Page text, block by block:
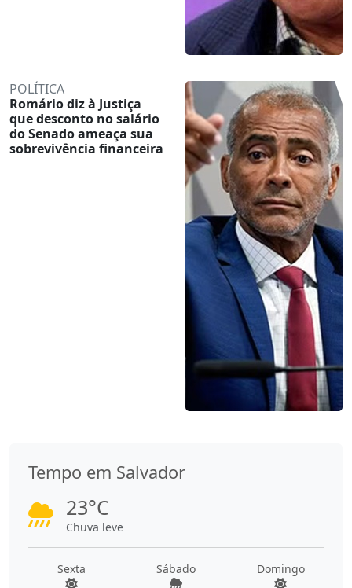
POLÍTICA
Romário diz à Justiça
que desconto no salário
do Senado ameaça sua
sobrevivência financeira
Tempo em Salvador
23°C
Chuva leve
Sexta Sábado Domingo